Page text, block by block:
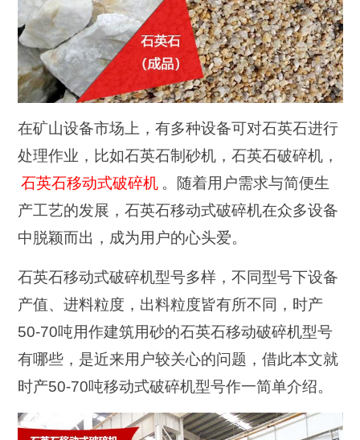
在矿山设备市场上，有多种设备可对石英石进行
处理作业，比如石英石制砂机，石英石破碎机，
石英石移动式破碎机 。随着用户需求与简便生
产工艺的发展，石英石移动式破碎机在众多设备
中脱颖而出，成为用户的心头爱。
石英石移动式破碎机型号多样，不同型号下设备
产值、进料粒度，出料粒度皆有所不同，时产
50-70吨用作建筑用砂的石英石移动破碎机型号
有哪些，是近来用户较关心的问题，借此本文就
时产50-70吨移动式破碎机型号作一简单介绍。